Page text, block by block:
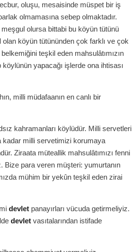
oluşu, mesaisinde müspet bir iş
olmamasına sebep olmaktadır.
meşgul olursa bittabi bu köyün tütünü
köyün tütününden çok farklı ve çok
teşkil eden mahsulâtımızın
yapacağı işlerde ona ihtisası
milli müdafaanın en canlı bir
kahramanları köylüdür. Milli servetleri
kadar milli servetimizi korumaya
Ziraata müteallik mahsulâtımızı fenni
para veren müşteri: yumurtanın
mühim bir yekûn teşkil eden zirai
devlet panayırları vücuda getirmeliyiz.
devlet vasıtalarından istifade